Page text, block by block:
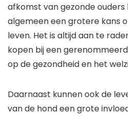
afkomst van gezonde
algemeen een grotere kans
leven. Het is altijd aan te
kopen bij een
op de gezondheid en het
Daarnaast kunnen ook de
van de hond een grote